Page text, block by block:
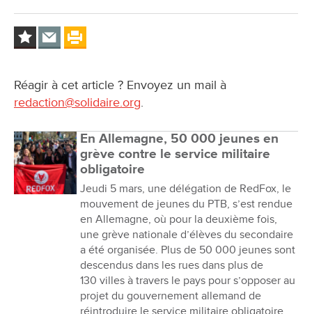
Réagir à cet article ? Envoyez un mail à
redaction@solidaire.org.
En Allemagne, 50 000 jeunes en
grève contre le service militaire
obligatoire
Jeudi 5 mars, une délégation de RedFox, le
mouvement de jeunes du PTB, s’est rendue
en Allemagne, où pour la deuxième fois,
une grève nationale d’élèves du secondaire
a été organisée. Plus de 50 000 jeunes sont
descendus dans les rues dans plus de
130 villes à travers le pays pour s’opposer au
projet du gouvernement allemand de
réintroduire le service militaire obligatoire.